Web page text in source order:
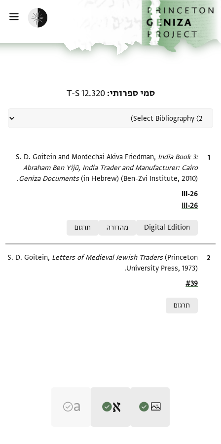
לתוכןהבית
הפעלת מצב כהה
סמי ספרותי T-S 12.320
ציטוט S. D. Goitein and Mordechai Akiva Friedman,India Book 3:
Abraham Ben Yijū, India Trader and Manufacturer: Cairo
Geniza Documents‎(in Hebrew) (Ben-Zvi Institute, 2010).
Location in source
III-26
III-26
Digital Edition
מהדורה תרגום
ציטוט S. D. Goitein,Letters of Medieval Jewish Traders(Princeton
University Press, 1973).
Location in source
#39
תרגום